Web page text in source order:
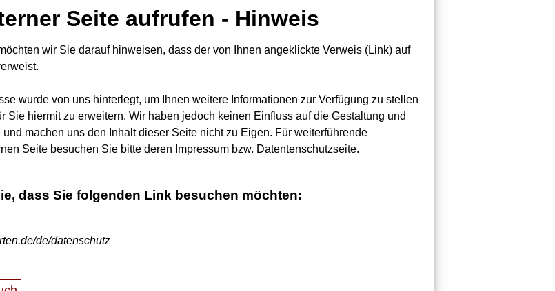
Seite aufrufen - Hinweis
wir Sie darauf hinweisen, dass der von Ihnen angeklickte Verweis (Link) auf
wurde von uns hinterlegt, um Ihnen weitere Informationen zur Verfügung zu stellen
Sie hiermit zu erweitern. Wir haben jedoch keinen Einfluss auf die Gestaltung und
machen uns den Inhalt dieser Seite nicht zu Eigen. Für weiterführende
Seite besuchen Sie bitte deren Impressum bzw. Datentenschutzseite.
dass Sie folgenden Link besuchen möchten:
de/datenschutz